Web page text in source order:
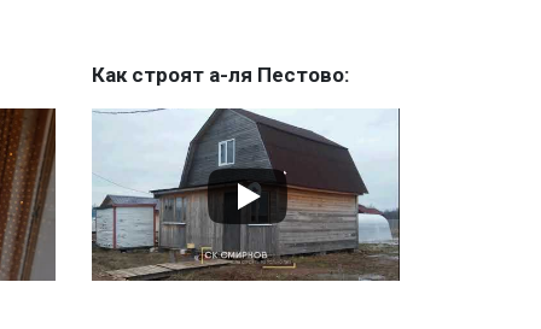
Как строят а-ля Пестово: